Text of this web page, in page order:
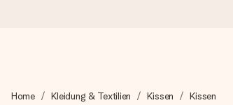
Wir bereiten dein Geschenk sorgfältig vor
Home Kleidung & Textilien Kissen Kissen